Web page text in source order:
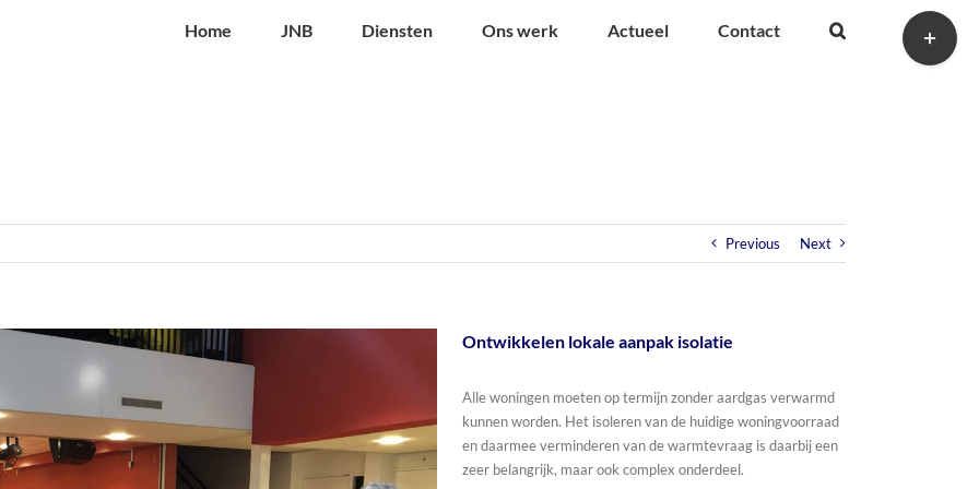
Home JNB Diensten Ons werk Actueel Contact
Previous Next
Ontwikkelen lokale aanpak isolatie
Alle woningen moeten op termijn zonder aardgas verwarmd
kunnen worden. Het isoleren van de huidige woningvoorraad
en daarmee verminderen van de warmtevraag is daarbij een
zeer belangrijk, maar ook complex onderdeel.
Toggle
Sliding
Bar